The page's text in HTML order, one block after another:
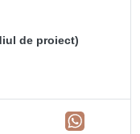
de proiect)